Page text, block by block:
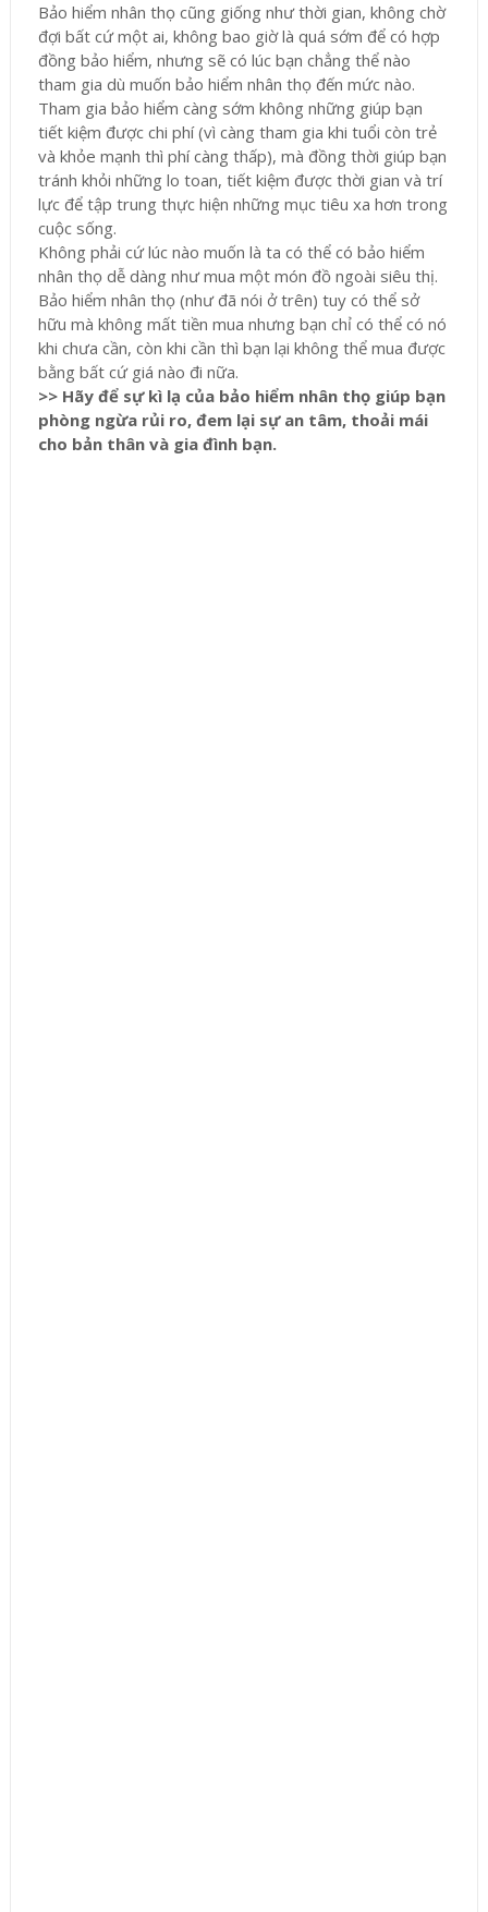
Bảo hiểm nhân thọ cũng giống như thời gian, không chờ
đợi bất cứ một ai, không bao giờ là quá sớm để có hợp
đồng bảo hiểm, nhưng sẽ có lúc bạn chẳng thể nào
tham gia dù muốn bảo hiểm nhân thọ đến mức nào.
Tham gia bảo hiểm càng sớm không những giúp bạn
tiết kiệm được chi phí (vì càng tham gia khi tuổi còn trẻ
và khỏe mạnh thì phí càng thấp), mà đồng thời giúp bạn
tránh khỏi những lo toan, tiết kiệm được thời gian và trí
lực để tập trung thực hiện những mục tiêu xa hơn trong
cuộc sống.
Không phải cứ lúc nào muốn là ta có thể có bảo hiểm
nhân thọ dễ dàng như mua một món đồ ngoài siêu thị.
Bảo hiểm nhân thọ (như đã nói ở trên) tuy có thể sở
hữu mà không mất tiền mua nhưng bạn chỉ có thể có nó
khi chưa cần, còn khi cần thì bạn lại không thể mua được
bằng bất cứ giá nào đi nữa.
>> Hãy để sự kì lạ của bảo hiểm nhân thọ giúp bạn
phòng ngừa rủi ro, đem lại sự an tâm, thoải mái
cho bản thân và gia đình bạn.